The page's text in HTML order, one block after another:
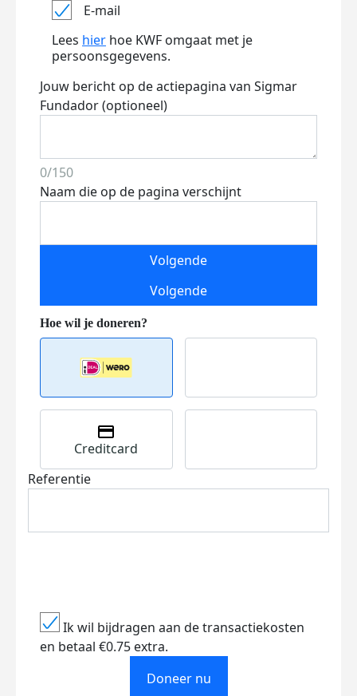
E-mail
Lees hier hoe KWF omgaat met je
persoonsgegevens.
Jouw bericht op de actiepagina van Sigmar
Fundador (optioneel)
0/150
Naam die op de pagina verschijnt
Volgende
Volgende
Creditcard
Referentie
Ik wil bijdragen aan de transactiekosten
en betaal €0.75 extra.
Doneer nu